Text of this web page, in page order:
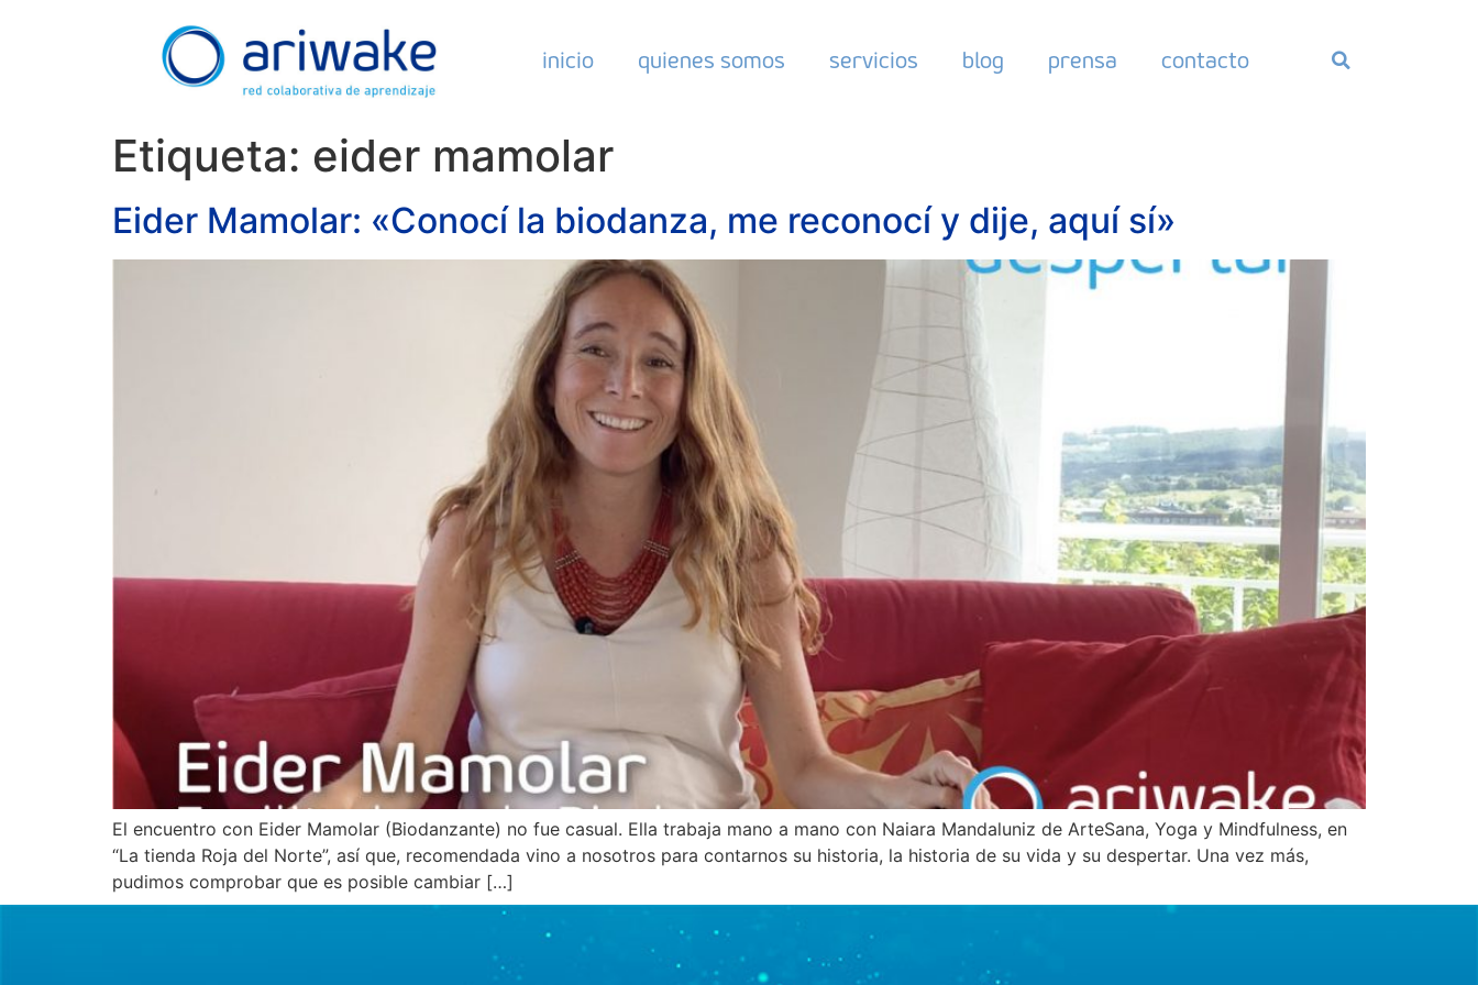
inicio quienes somos servicios blog prensa contacto
Etiqueta: eider mamolar
Eider Mamolar: «Conocí la biodanza, me reconocí y dije, aquí sí»
El encuentro con Eider Mamolar (Biodanzante) no fue casual. Ella trabaja mano a mano con Naiara Mandaluniz de ArteSana, Yoga y Mindfulness, en
“La tienda Roja del Norte”, así que, recomendada vino a nosotros para contarnos su historia, la historia de su vida y su despertar. Una vez más,
pudimos comprobar que es posible cambiar […]